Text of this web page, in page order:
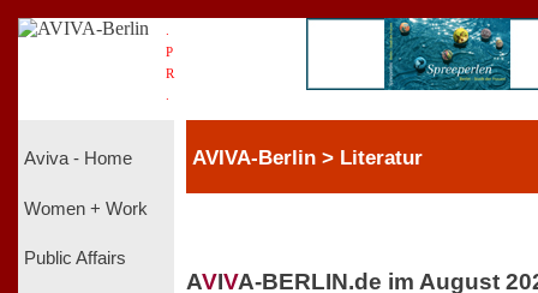
P
R
Aviva - Home
Women + Work
Public Affairs
AVIVA-Berlin > Literatur
AVIVA-BERLIN.de im August